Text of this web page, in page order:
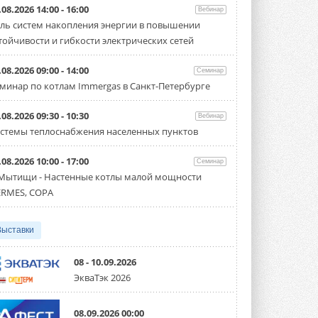
«СиСофт Девелопмент» подвел
итоги конкурса студенческих
проектов «ТИМ-лидеры 2026»
Новый сезон конкурса «ТИМ-лидеры»
стартует уже в сентябре 2026 года ...
3 АВГУСТА 2026
«Русклимат» укрепляет
партнёрство за Уралом
Президент Омского землячества в
Москве Михаил Тимошенко посетил
Омск с трёхдневным рабочим визитом ...
31 ИЮЛЯ 2026
Carrier модернизирует
19XR
Mitsubishi расширяет
направление систем
охлаждения для ЦОД
компанию MEHITS US Inc. ...
14:00 - 16:00 Вебинар
систем накопления энергии в повышении
и гибкости электрических сетей
09:00 - 14:00 Семинар
по котлам Immergas в Санкт-Петербурге
09:30 - 10:30 Вебинар
теплоснабжения населенных пунктов
10:00 - 17:00 Семинар
- Настенные котлы малой мощности
COPA
08 - 10.09.2026
ЭкваТэк 2026
08.09.2026 00:00